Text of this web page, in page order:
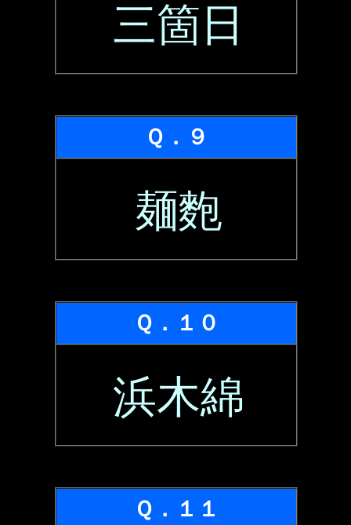
三箇日
Ｑ．９
麺麭
Ｑ．１０
浜木綿
Ｑ．１１